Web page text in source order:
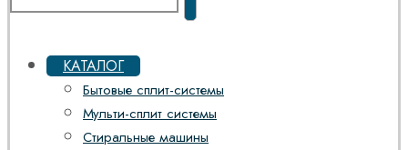
КАТАЛОГ
Бытовые сплит-системы
Мульти-сплит системы
Стиральные машины